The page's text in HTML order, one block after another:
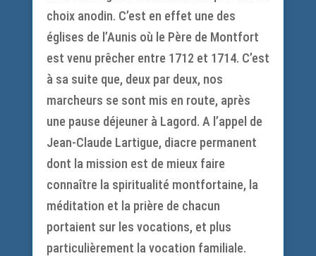
choix anodin. C’est en effet une des
églises de l’Aunis où le Père de Montfort
est venu prêcher entre 1712 et 1714. C’est
à sa suite que, deux par deux, nos
marcheurs se sont mis en route, après
une pause déjeuner à Lagord. A l’appel de
Jean-Claude Lartigue, diacre permanent
dont la mission est de mieux faire
connaître la spiritualité montfortaine, la
méditation et la prière de chacun
portaient sur les vocations, et plus
particulièrement la vocation familiale.